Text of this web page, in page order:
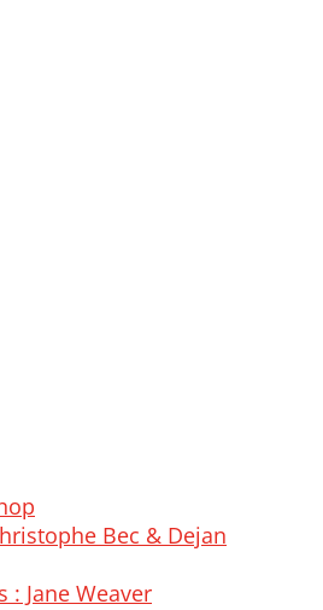
Bec & Dejan
: Jane Weaver